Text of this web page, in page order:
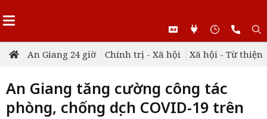
An Giang 24 giờ Chính trị - Xã hội Xã hội - Từ thiện
An Giang tăng cường công tác
phòng, chống dịch COVID-19 trên